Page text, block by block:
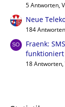
5 Antworten,
Neue
184
Fraenk:
18 Antworten,